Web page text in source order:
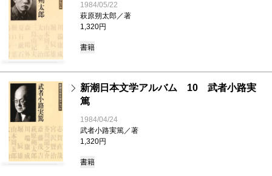
1984/05/22
萩原朔太郎／著
1,320円
書籍
新潮日本文学アルバム 10 武者小路実
篤
1984/04/24
武者小路実篤／著
1,320円
書籍